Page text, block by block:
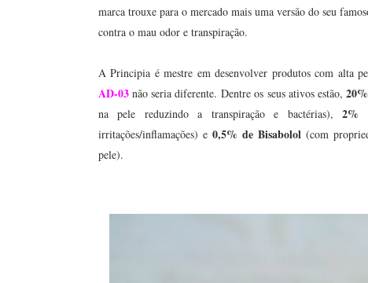
marca trouxe para o mercado mais uma versão do seu
contra o mau odor e transpiração.
A Principia é mestre em desenvolver produtos com alta
AD-03não seria diferente. Dentre os seus ativos estão,
na pele reduzindo a transpiração e bactérias),2%
irritações/inflamações) e0,5% de Bisabolol (com
pele).